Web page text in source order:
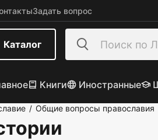
Задать вопрос
Каталог
Книги Иностранные
/ Общие вопросы православия